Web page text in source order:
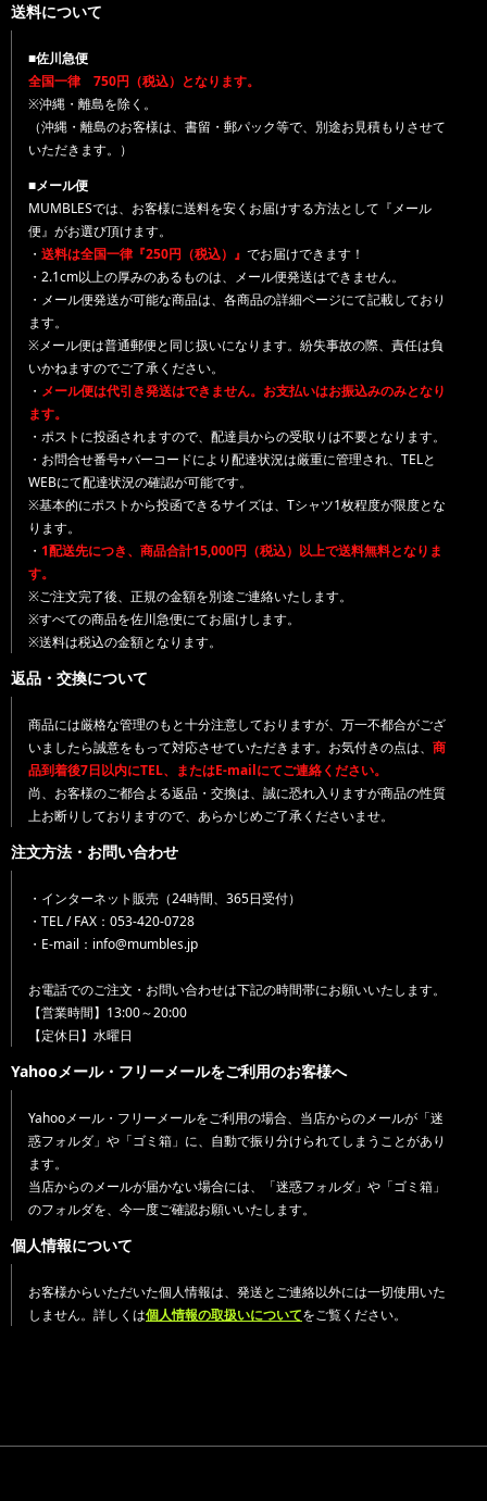
送料について
■佐川急便
全国一律 750円（税込）となります。
※沖縄・離島を除く。
（沖縄・離島のお客様は、書留・郵パック等で、別途お見積もりさせて
いただきます。）
■メール便
MUMBLESでは、お客様に送料を安くお届けする方法として『メール
便』がお選び頂けます。
・ 送料は全国一律『250円（税込）』 でお届けできます！
・2.1cm以上の厚みのあるものは、メール便発送はできません。
・メール便発送が可能な商品は、各商品の詳細ページにて記載しており
ます。
※メール便は普通郵便と同じ扱いになります。紛失事故の際、責任は負
いかねますのでご了承ください。
・ メール便は代引き発送はできません。お支払いはお振込みのみとなり
ます。
・ポストに投函されますので、配達員からの受取りは不要となります。
・お問合せ番号+バーコードにより配達状況は厳重に管理され、TELと
WEBにて配達状況の確認が可能です。
※基本的にポストから投函できるサイズは、Tシャツ1枚程度が限度とな
ります。
・ 1配送先につき、商品合計15,000円（税込）以上で送料無料となりま
す。
※ご注文完了後、正規の金額を別途ご連絡いたします。
※すべての商品を佐川急便にてお届けします。
※送料は税込の金額となります。
返品・交換について
商品には厳格な管理のもと十分注意しておりますが、万一不都合がござ
いましたら誠意をもって対応させていただきます。お気付きの点は、 商
品到着後7日以内にTEL、またはE-mailにてご連絡ください。
尚、お客様のご都合よる返品・交換は、誠に恐れ入りますが商品の性質
上お断りしておりますので、あらかじめご了承くださいませ。
注文方法・お問い合わせ
・インターネット販売（24時間、365日受付）
・TEL / FAX：053-420-0728
・E-mail：info@mumbles.jp
お電話でのご注文・お問い合わせは下記の時間帯にお願いいたします。
【営業時間】13:00～20:00
【定休日】水曜日
Yahooメール・フリーメールをご利用のお客様へ
Yahooメール・フリーメールをご利用の場合、当店からのメールが「迷
惑フォルダ」や「ゴミ箱」に、自動で振り分けられてしまうことがあり
ます。
当店からのメールが届かない場合には、「迷惑フォルダ」や「ゴミ箱」
のフォルダを、今一度ご確認お願いいたします。
個人情報について
お客様からいただいた個人情報は、発送とご連絡以外には一切使用いた
しません。詳しくは個人情報の取扱いについてをご覧ください。